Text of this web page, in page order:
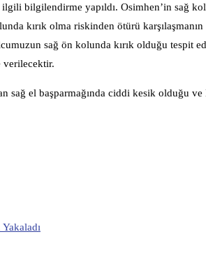
bilgilendirme yapıldı. Osimhen’in sağ
kırık olma riskinden ötürü karşılaşmanın
sağ ön kolunda kırık olduğu tespit
verilecektir.
sağ el başparmağında ciddi kesik olduğu